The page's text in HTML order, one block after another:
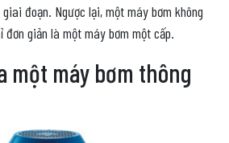
đoạn. Ngược lại, một máy bơm không
đơn giản là một máy bơm một cấp.
một máy bơm thông